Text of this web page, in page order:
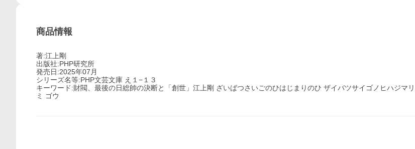
商品情報
著:江上剛
出版社:PHP研究所
発売日:2025年07月
シリーズ名等:PHP文芸文庫 え１−１３
キーワード:財閥、最後の日総帥の決断と「創世」江上剛 ざいばつさいごのひはじまりのひ ザイバツサイゴノヒハジマ
ミ ゴウ